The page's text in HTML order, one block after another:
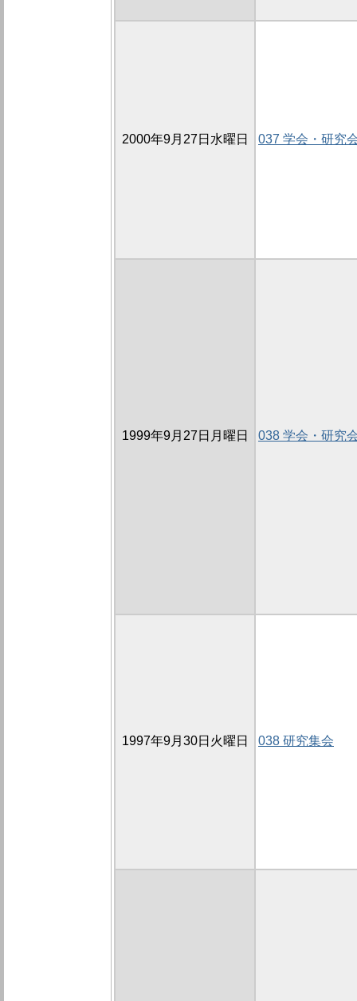
2000年9月27日水曜日 037 学会・研究
1999年9月27日月曜日 038 学会・研究
1997年9月30日火曜日 038 研究集会